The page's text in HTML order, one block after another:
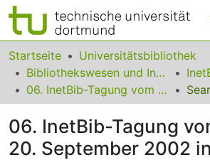
Bereiche & Sammlungen
Das gesamte Repositorium
FAQ
Startseite
Universitätsbibliothek
Bibliothekswesen und Information
06. InetBib-Tagung vom 18. bis 20. September 2002 in Göttingen
06. InetBib-Tagung
20. September 2002